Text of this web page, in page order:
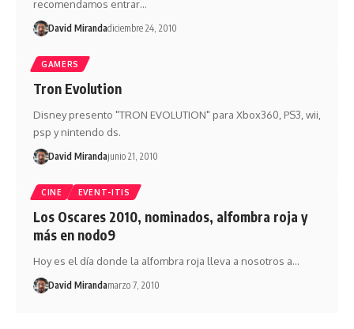
recomendamos entrar…
David Mirandadiciembre 24, 2010
GAMERS
Tron Evolution
Disney presento "TRON EVOLUTION" para Xbox360, PS3, wii,
psp y nintendo ds.
David Mirandajunio 21, 2010
CINE EVENT-ITIS
Los Oscares 2010, nominados, alfombra roja y
más en nodo9
Hoy es el día donde la alfombra roja lleva a nosotros a…
David Mirandamarzo 7, 2010